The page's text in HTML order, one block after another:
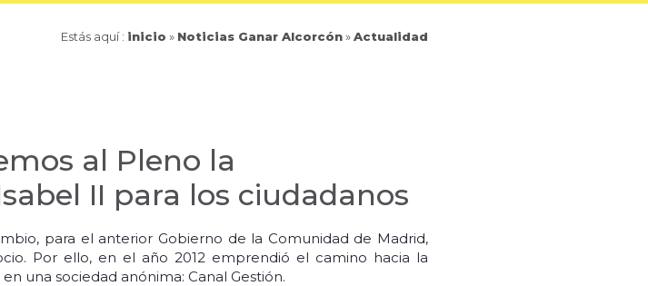
Estás aquí : inicio » Noticias Ganar Alcorcón»Actualidad
al Pleno la
II para los ciudadanos
para el anterior Gobierno de la Comunidad de Madrid,
Por ello, en el año 2012 emprendió el camino hacia la
una sociedad anónima: Canal Gestión.